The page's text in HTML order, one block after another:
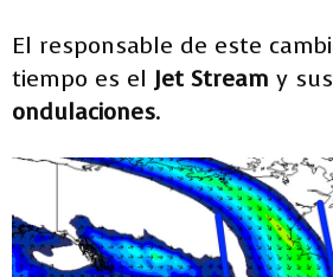
El responsable de este
tiempo es el Jet Stream y
ondulaciones.